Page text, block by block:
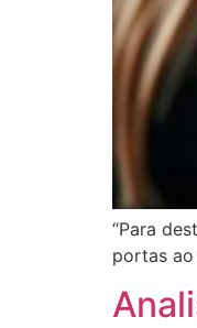
“Para
portas ao